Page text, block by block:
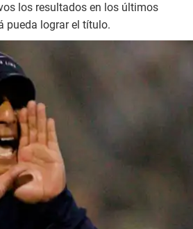
los resultados en los últimos
pueda lograr el título.